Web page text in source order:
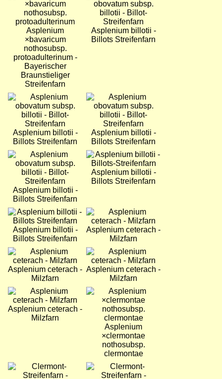
Asplenium
×bavaricum
nothosubsp.
protoadulterinum -
Bayerischer
Braunstieliger
Streifenfarn
Asplenium billotii -
Billots Streifenfarn
Bild
Asplenium billotii -
Billots Streifenfarn
Bild
Asplenium billotii -
Billots Streifenfarn
Bild
Asplenium billotii -
Billots Streifenfarn
Bild
Asplenium billotii -
Billots Streifenfarn
Bild
Asplenium billotii -
Billots Streifenfarn
Bild
Asplenium ceterach -
Milzfarn
Bild
Asplenium ceterach -
Milzfarn
Bild
Asplenium ceterach -
Milzfarn
Bild
Asplenium ceterach -
Milzfarn
Bild
Asplenium
×clermontae
nothosubsp.
clermontae
Bild
Bild